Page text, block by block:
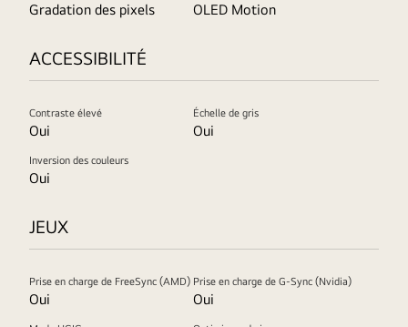
Gradation des pixels OLED Motion
ACCESSIBILITÉ
Contraste élevé
Oui
Échelle de gris
Oui
Inversion des couleurs
Oui
JEUX
Prise en charge de FreeSync (AMD)
Oui
Prise en charge de G-Sync (Nvidia)
Oui